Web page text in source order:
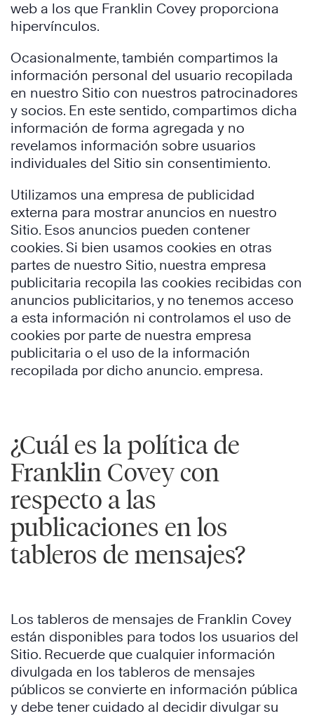
web a los que Franklin Covey proporciona
hipervínculos.
Ocasionalmente, también compartimos la
información personal del usuario recopilada
en nuestro Sitio con nuestros patrocinadores
y socios. En este sentido, compartimos dicha
información de forma agregada y no
revelamos información sobre usuarios
individuales del Sitio sin consentimiento.
Utilizamos una empresa de publicidad
externa para mostrar anuncios en nuestro
Sitio. Esos anuncios pueden contener
cookies. Si bien usamos cookies en otras
partes de nuestro Sitio, nuestra empresa
publicitaria recopila las cookies recibidas con
anuncios publicitarios, y no tenemos acceso
a esta información ni controlamos el uso de
cookies por parte de nuestra empresa
publicitaria o el uso de la información
recopilada por dicho anuncio. empresa.
¿Cuál es la política de
Franklin Covey con
respecto a las
publicaciones en los
tableros de mensajes?
Los tableros de mensajes de Franklin Covey
están disponibles para todos los usuarios del
Sitio. Recuerde que cualquier información
divulgada en los tableros de mensajes
públicos se convierte en información pública
y debe tener cuidado al decidir divulgar su